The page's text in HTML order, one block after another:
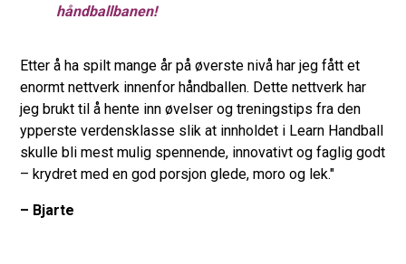
håndballbanen!
Etter å ha spilt mange år på øverste nivå har jeg fått et
enormt nettverk innenfor håndballen. Dette nettverk har
jeg brukt til å hente inn øvelser og treningstips fra den
ypperste verdensklasse slik at innholdet i Learn Handball
skulle bli mest mulig spennende, innovativt og faglig godt
– krydret med en god porsjon glede, moro og lek."
– Bjarte